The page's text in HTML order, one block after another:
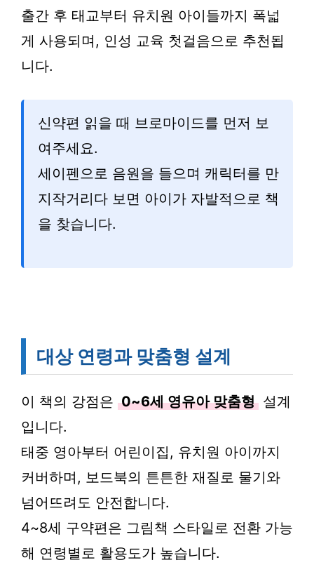
출간 후 태교부터 유치원 아이들까지 폭넓
게 사용되며, 인성 교육 첫걸음으로 추천됩
니다.
신약편 읽을 때 브로마이드를 먼저 보
여주세요.
세이펜으로 음원을 들으며 캐릭터를 만
지작거리다 보면 아이가 자발적으로 책
을 찾습니다.
대상 연령과 맞춤형 설계
이 책의 강점은 0~6세 영유아 맞춤형 설계
입니다.
태중 영아부터 어린이집, 유치원 아이까지
커버하며, 보드북의 튼튼한 재질로 물기와
넘어뜨려도 안전합니다.
4~8세 구약편은 그림책 스타일로 전환 가능
해 연령별로 활용도가 높습니다.